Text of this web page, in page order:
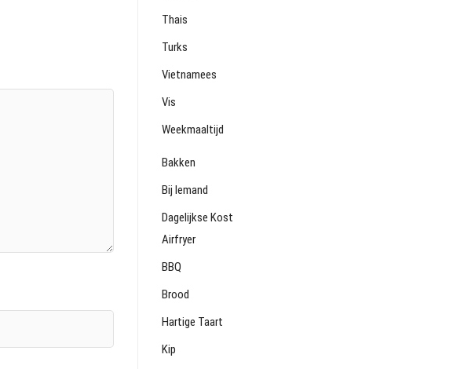
Thais
Turks
Vietnamees
Vis
Weekmaaltijd
Bakken
Bij Iemand
Dagelijkse Kost
Airfryer
BBQ
Brood
Hartige Taart
Kip